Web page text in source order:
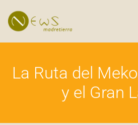
La Ruta del
y el Gran